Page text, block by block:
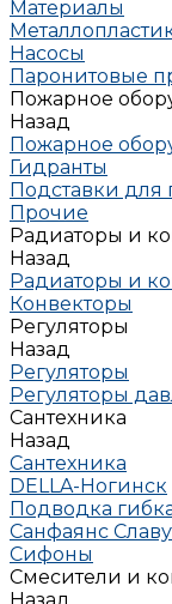
Материалы
Насосы
Паронитовые
Пожарное
Назад
Пожарное
Гидранты
Подставки для
Прочие
Радиаторы и
Назад
Радиаторы и
Конвекторы
Регуляторы
Назад
Регуляторы
Регуляторы
Сантехника
Назад
Сантехника
DELLA-Ногинск
Подводка
Санфаянс
Сифоны
Смесители и